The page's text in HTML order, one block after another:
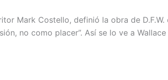
Mark Costello, definió la obra de D.F.W.
no como placer”. Así se lo ve a